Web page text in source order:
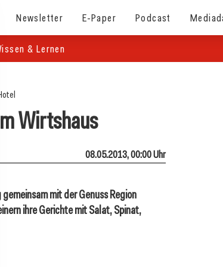
Newsletter E-Paper Podcast
& Lernen
Wirtshaus
08.05.2013, 00:00 Uhr
mit der Genuss Region
ihre Gerichte mit Salat, Spinat,